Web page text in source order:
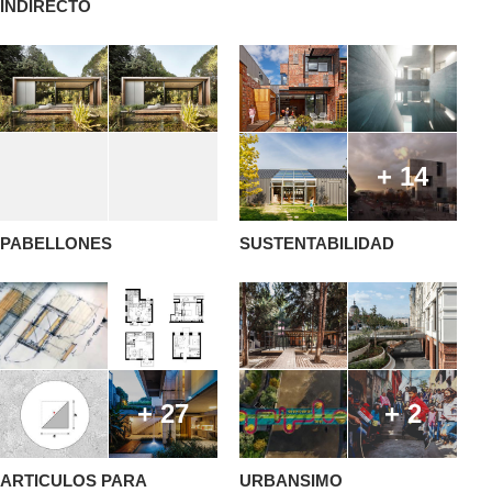
INDIRECTO
PABELLONES
+ 14
SUSTENTABILIDAD
+ 27
ARTICULOS PARA
+ 2
URBANSIMO